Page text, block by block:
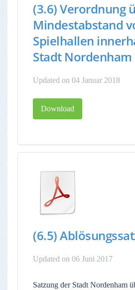
(3.6) Verordnung
Mindestabstand
Spielhallen
Stadt Nordenham
Updated on 04 Januar 2018
Download
(6.5)
Updated on 06 Juni 2017
Satzung der Stadt Nordenham